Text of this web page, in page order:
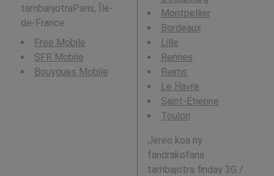
tambanjotraParis, Île-
de-France.
Free Mobile
SFR Mobile
Bouygues Mobile
Montpellier
Bordeaux
Lille
Rennes
Reims
Le Havre
Saint-Étienne
Toulon
Jereo koa ny
fandrakofana
tambajotra finday 3G /